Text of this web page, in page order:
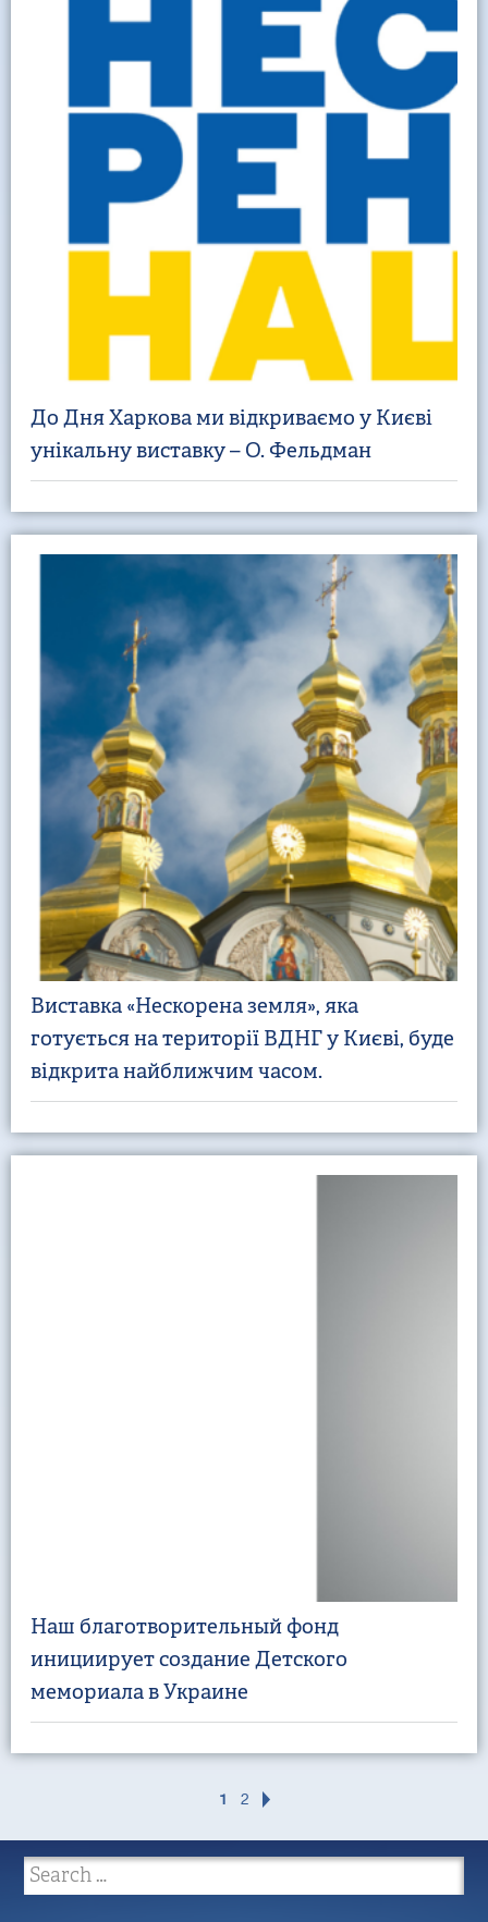
До Дня Харкова ми відкриваємо у Києві
унікальну виставку – О. Фельдман
Виставка «Нескорена земля», яка
готується на території ВДНГ у Києві, буде
відкрита найближчим часом.
Наш благотворительный фонд
инициирует создание Детского
мемориала в Украине
1 2